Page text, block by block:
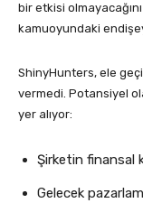
bir etkisi
kamuoyundaki
ShinyHunters, ele
vermedi. Potansiyel
yer alıyor:
Şirketin finansal
Gelecek